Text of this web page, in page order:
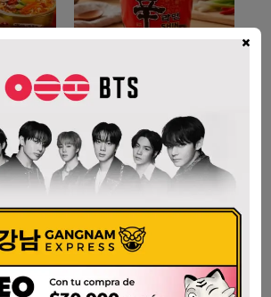
NONGSHIM SHIN
CUP GRANDE
$4.200
AÑADIR AL CARRITO
×